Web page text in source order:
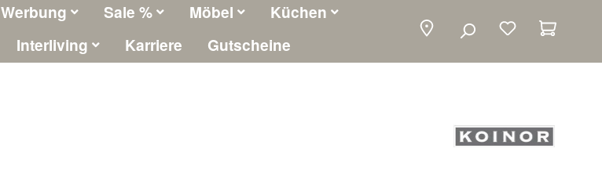
Werbung Sale % Möbel
Küchen
Interliving Karriere Gutscheine